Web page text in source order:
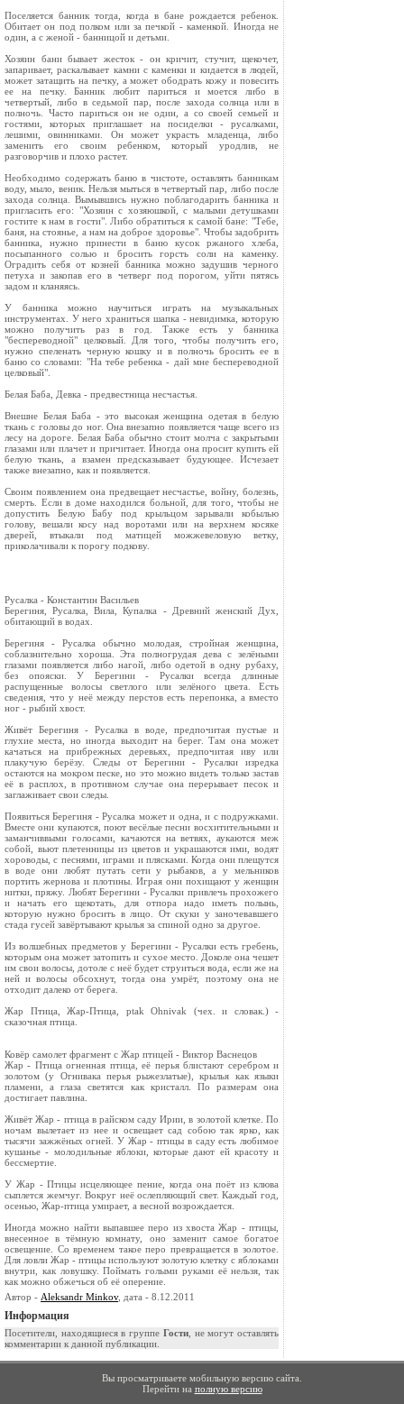
Поселяется банник тогда, когда в бане рождается ребенок.
Обитает он под полком или за печкой - каменкой. Иногда не
один, а с женой - банницой и детьми.
Хозяин бани бывает жесток - он кричит, стучит, щекочет,
запаривает, раскалывает камни с каменки и кидается в людей,
может затащить на печку, а может ободрать кожу и повесить
ее на печку. Банник любит париться и моется либо в
четвертый, либо в седьмой пар, после захода солнца или в
полночь. Часто париться он не один, а со своей семьей и
гостями, которых приглашает на посиделки - русалками,
лешими, овинниками. Он может украсть младенца, либо
заменить его своим ребенком, который уродлив, не
разговорчив и плохо растет.
Необходимо содержать баню в чистоте, оставлять банникам
воду, мыло, веник. Нельзя мыться в четвертый пар, либо после
захода солнца. Вымывшись нужно поблагодарить банника и
пригласить его: "Хозяин с хозяюшкой, с малыми детушками
гостите к нам в гости". Либо обратиться к самой бане: "Тебе,
баня, на стоянье, а нам на доброе здоровье". Чтобы задобрить
банника, нужно принести в баню кусок ржаного хлеба,
посыпанного солью и бросить горсть соли на каменку.
Оградить себя от козней банника можно задушив черного
петуха и закопав его в четверг под порогом, уйти пятясь
задом и кланяясь.
У банника можно научиться играть на музыкальных
инструментах. У него храниться шапка - невидимка, которую
можно получить раз в год. Также есть у банника
"беспереводной" целковый. Для того, чтобы получить его,
нужно спеленать черную кошку и в полночь бросить ее в
баню со словами: "На тебе ребенка - дай мне беспереводной
целковый".
Белая Баба, Девка - предвестница несчастья.
Внешне Белая Баба - это высокая женщина одетая в белую
ткань с головы до ног. Она внезапно появляется чаще всего из
лесу на дороге. Белая Баба обычно стоит молча с закрытыми
глазами или плачет и причитает. Иногда она просит купить ей
белую ткань, а взамен предсказывает будующее. Исчезает
также внезапно, как и появляется.
Своим появлением она предвещает несчастье, войну, болезнь,
смерть. Если в доме находился больной, для того, чтобы не
допустить Белую Бабу под крыльцом зарывали кобылью
голову, вешали косу над воротами или на верхнем косяке
дверей, втыкали под матицей можжевеловую ветку,
приколачивали к порогу подкову.
Русалка - Константин Васильев
Берегиня, Русалка, Вила, Купалка - Древний женский Дух,
обитающий в водах.
Берегиня - Русалка обычно молодая, стройная женщина,
соблазнительно хороша. Эта полногрудая дева с зелёными
глазами появляется либо нагой, либо одетой в одну рубаху,
без опояски. У Берегини - Русалки всегда длинные
распущенные волосы светлого или зелёного цвета. Есть
сведения, что у неё между перстов есть перепонка, а вместо
ног - рыбий хвост.
Живёт Берегиня - Русалка в воде, предпочитая пустые и
глухие места, но иногда выходит на берег. Там она может
качаться на прибрежных деревьях, предпочитая иву или
плакучую берёзу. Следы от Берегини - Русалки изредка
остаются на мокром песке, но это можно видеть только застав
её в расплох, в противном случае она перерывает песок и
заглаживает свои следы.
Появиться Берегиня - Русалка может и одна, и с подружками.
Вместе они купаются, поют весёлые песни восхитительными и
заманчиввыми голосами, качаются на ветвях, аукаются меж
собой, вьют плетенницы из цветов и украшаются ими, водят
хороводы, с песнями, играми и плясками. Когда они плещутся
в воде они любят путать сети у рыбаков, а у мельников
портить жернова и плотины. Играя они похищают у женщин
нитки, пряжу. Любят Берегини - Русалки привлечь прохожего
и начать его щекотать, для отпора надо иметь полынь,
которую нужно бросить в лицо. От скуки у заночевавшего
стада гусей завёртывают крылья за спиной одно за другое.
Из волшебных предметов у Берегини - Русалки есть гребень,
которым она может затопить и сухое место. Доколе она чешет
им свои волосы, дотоле с неё будет струиться вода, если же на
ней и волосы обсохнут, тогда она умрёт, поэтому она не
отходит далеко от берега.
Жар Птица, Жар-Птица, ptak Ohnivak (чех. и словак.) -
сказочная птица.
Ковёр самолет фрагмент с Жар птицей - Виктор Васнецов
Жар - Птица огненная птица, её перья блистают серебром и
золотом (у Огнивака перья рыжезлатые), крылья как языки
пламени, а глаза светятся как кристалл. По размерам она
достигает павлина.
Живёт Жар - птица в райском саду Ирии, в золотой клетке. По
ночам вылетает из нее и освещает сад собою так ярко, как
тысячи зажжёных огней. У Жар - птицы в саду есть любимое
кушанье - молодильные яблоки, которые дают ей красоту и
бессмертие.
У Жар - Птицы исцеляющее пение, когда она поёт из клюва
сыплется жемчуг. Вокруг неё ослепляющий свет. Каждый год,
осенью, Жар-птица умирает, а весной возрождается.
Иногда можно найти выпавшее перо из хвоста Жар - птицы,
внесенное в тёмную комнату, оно заменит самое богатое
освещение. Со временем такое перо превращается в золотое.
Для ловли Жар - птицы используют золотую клетку с яблоками
внутри, как ловушку. Поймать голыми руками её нельзя, так
как можно обжечься об её оперение.
Автор - Aleksandr Minkov, дата - 8.12.2011
Информация
Посетители, находящиеся в группе Гости, не могут оставлять
комментарии к данной публикации.
Вы просматриваете мобильную версию сайта.
Перейти на полную версию